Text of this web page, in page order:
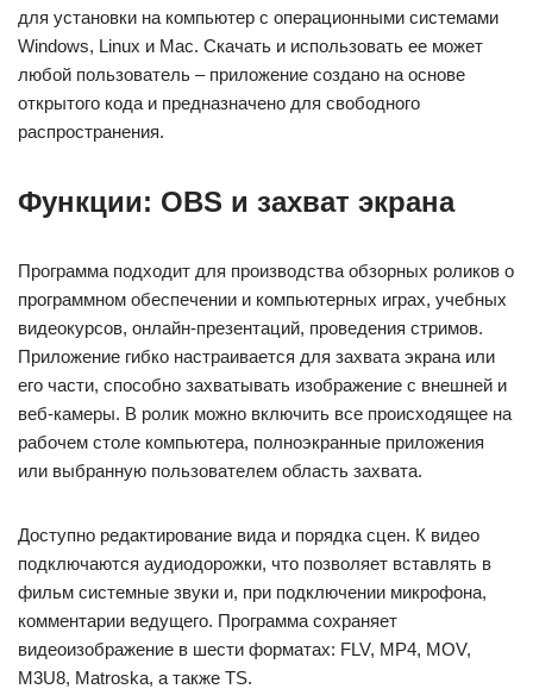
для установки на компьютер с операционными системами
Windows, Linux и Mac. Скачать и использовать ее может
любой пользователь – приложение создано на основе
открытого кода и предназначено для свободного
распространения.
Функции: OBS и захват экрана
Программа подходит для производства обзорных роликов о
программном обеспечении и компьютерных играх, учебных
видеокурсов, онлайн-презентаций, проведения стримов.
Приложение гибко настраивается для захвата экрана или
его части, способно захватывать изображение с внешней и
веб-камеры. В ролик можно включить все происходящее на
рабочем столе компьютера, полноэкранные приложения
или выбранную пользователем область захвата.
Доступно редактирование вида и порядка сцен. К видео
подключаются аудиодорожки, что позволяет вставлять в
фильм системные звуки и, при подключении микрофона,
комментарии ведущего. Программа сохраняет
видеоизображение в шести форматах: FLV, MP4, MOV,
M3U8, Matroska, а также TS.